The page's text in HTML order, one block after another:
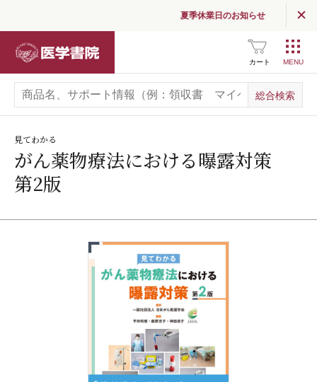
夏季休業日のお知らせ
カート
見てわかる
がん薬物療法における曝露対策
第2版